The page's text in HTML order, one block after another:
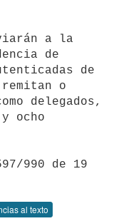
a la
de
de
remitan o
delegados,
ocho
990 de 19
al texto